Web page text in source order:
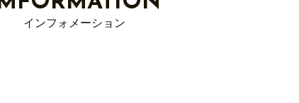
インフォメーション